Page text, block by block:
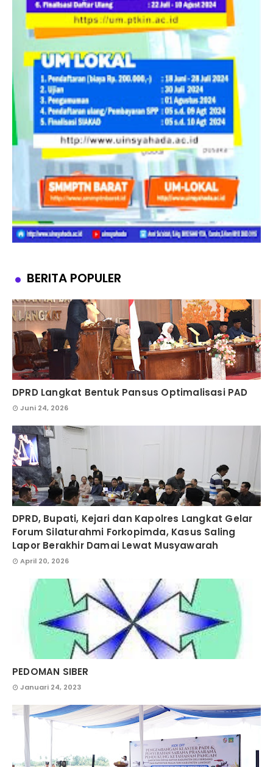
BERITA POPULER
DPRD Langkat Bentuk Pansus Optimalisasi PAD
Juni 24, 2026
DPRD, Bupati, Kejari dan Kapolres Langkat Gelar
Forum Silaturahmi Forkopimda, Kasus Saling
Lapor Berakhir Damai Lewat Musyawarah
April 20, 2026
PEDOMAN SIBER
Januari 24, 2023